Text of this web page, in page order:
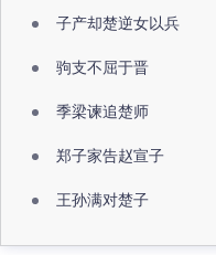
子产却楚逆女以兵
驹支不屈于晋
季梁谏追楚师
郑子家告赵宣子
王孙满对楚子